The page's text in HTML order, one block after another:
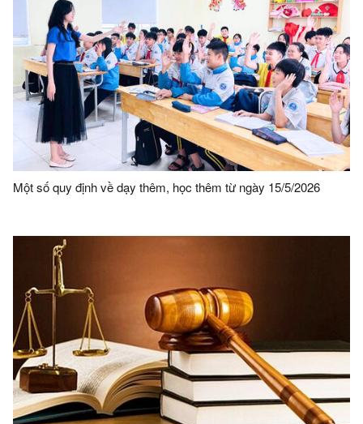
Một số quy định về dạy thêm, học thêm từ ngày 15/5/2026